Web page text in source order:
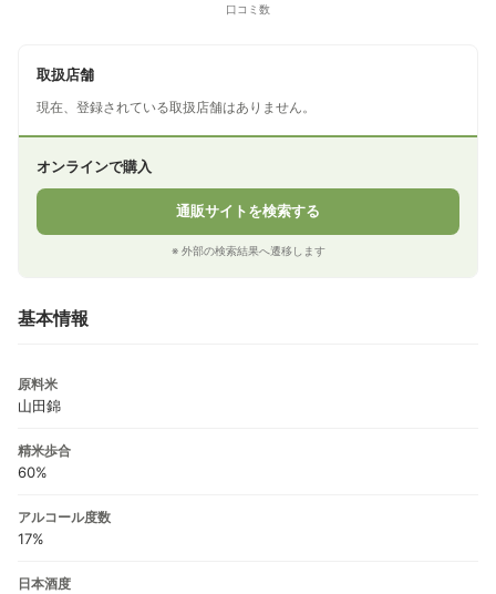
口コミ数
取扱店舗
現在、登録されている取扱店舗はありません。
オンラインで購入
通販サイトを検索する
※ 外部の検索結果へ遷移します
基本情報
原料米
山田錦
精米歩合
60%
アルコール度数
17%
日本酒度